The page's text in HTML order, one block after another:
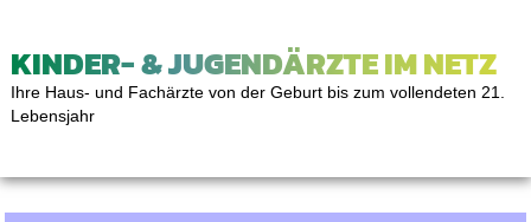
KINDER- & JUGENDÄRZTE IM NETZ
Ihre Haus- und Fachärzte von der Geburt bis zum vollendeten 21.
Lebensjahr